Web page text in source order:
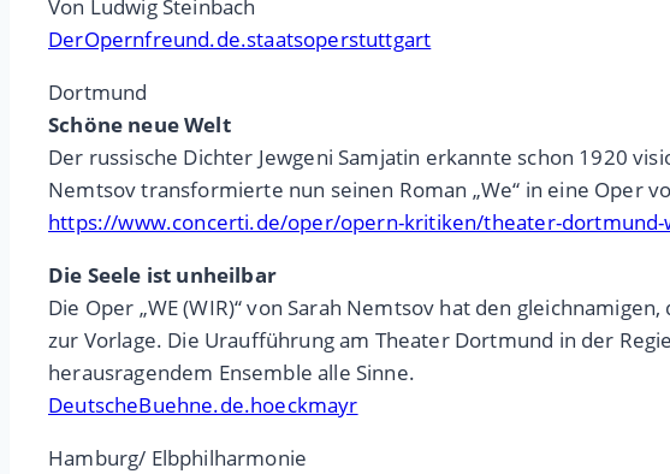
Von Ludwig Steinbach
DerOpernfreund.de.staatsoperstuttgart
Dortmund
Schöne neue Welt
Der russische Dichter Jewgeni Samjatin erkannte schon 1920
Nemtsov transformierte nun seinen Roman „We“ in eine Oper
https://www.concerti.de/oper/opern-kritiken/theater-dortmund-
Die Seele ist unheilbar
Die Oper „WE (WIR)“ von Sarah Nemtsov hat den
zur Vorlage. Die Uraufführung am Theater Dortmund in der
herausragendem Ensemble alle Sinne.
DeutscheBuehne.de.hoeckmayr
Hamburg/ Elbphilharmonie